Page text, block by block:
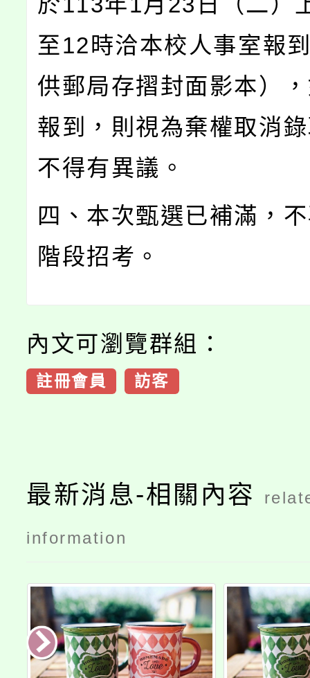
至12時洽本校人事室報
供郵局存摺封面影本）
報到，則視為棄權取消
不得有異議。
四、本次甄選已補滿，
階段招考。
內文可瀏覽群組：
註冊會員 訪客
最新消息-相關內容
information